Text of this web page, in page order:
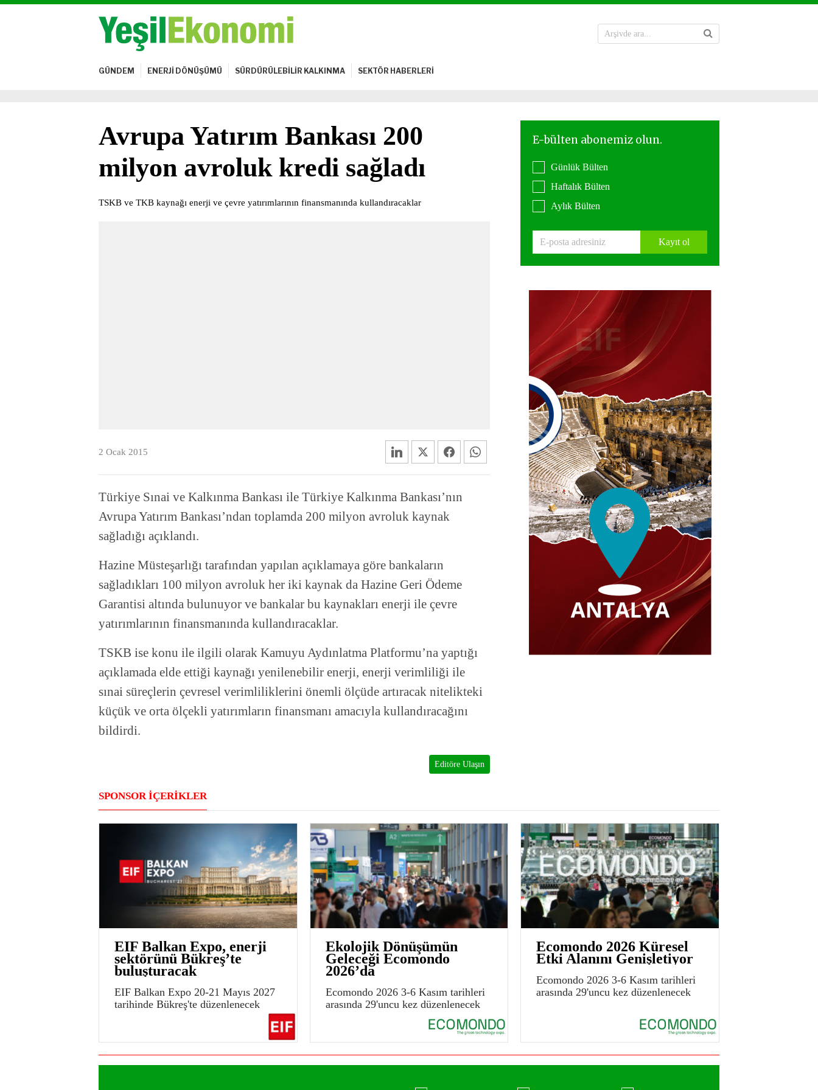
GÜNDEM ENERJİ DÖNÜŞÜMÜ SÜRDÜRÜLEBİLİR KALKINMA SEKTÖR HABERLERİ
Avrupa Yatırım Bankası 200
milyon avroluk kredi sağladı
TSKB ve TKB kaynağı enerji ve çevre yatırımlarının finansmanında kullandıracaklar
2 Ocak 2015
Türkiye Sınai ve Kalkınma Bankası ile Türkiye Kalkınma Bankası’nın
Avrupa Yatırım Bankası’ndan toplamda 200 milyon avroluk kaynak
sağladığı açıklandı.
Hazine Müsteşarlığı tarafından yapılan açıklamaya göre bankaların
sağladıkları 100 milyon avroluk her iki kaynak da Hazine Geri Ödeme
Garantisi altında bulunuyor ve bankalar bu kaynakları enerji ile çevre
yatırımlarının finansmanında kullandıracaklar.
TSKB ise konu ile ilgili olarak Kamuyu Aydınlatma Platformu’na yaptığı
açıklamada elde ettiği kaynağı yenilenebilir enerji, enerji verimliliği ile
sınai süreçlerin çevresel verimliliklerini önemli ölçüde artıracak nitelikteki
küçük ve orta ölçekli yatırımların finansmanı amacıyla kullandıracağını
bildirdi.
Editöre Ulaşın
Günlük Bülten
Haftalık Bülten
Aylık Bülten
Kayıt ol
SPONSOR İÇERİKLER
EIF Balkan Expo, enerji
sektörünü Bükreş’te
buluşturacak
EIF Balkan Expo 20-21 Mayıs 2027
tarihinde Bükreş'te düzenlenecek
Ekolojik Dönüşümün
Geleceği Ecomondo
2026’da
Ecomondo 2026 3-6 Kasım tarihleri
arasında 29'uncu kez düzenlenecek
Ecomondo 2026 Küresel
Etki Alanını Genişletiyor
Ecomondo 2026 3-6 Kasım tarihleri
arasında 29'uncu kez düzenlenecek